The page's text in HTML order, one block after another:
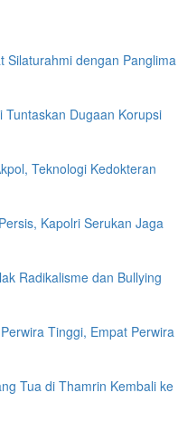
Silaturahmi dengan Panglima
Tuntaskan Dugaan Korupsi
Teknologi Kedokteran
Kapolri Serukan Jaga
Radikalisme dan Bullying
Tinggi, Empat Perwira
Tua di Thamrin Kembali ke